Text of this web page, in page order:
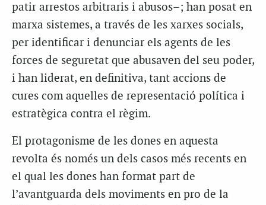
patir arrestos arbitraris i abusos–; han posat en
marxa sistemes, a través de les xarxes socials,
per identificar i denunciar els agents de les
forces de seguretat que abusaven del seu poder,
i han liderat, en definitiva, tant accions de
cures com aquelles de representació política i
estratègica contra el règim.
El protagonisme de les dones en aquesta
revolta és només un dels casos més recents en
el qual les dones han format part de
l’avantguarda dels moviments en pro de la